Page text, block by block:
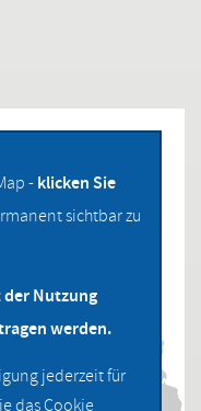
-klicken Sie
sichtbar zu
der Nutzung
werden.
jederzeit für